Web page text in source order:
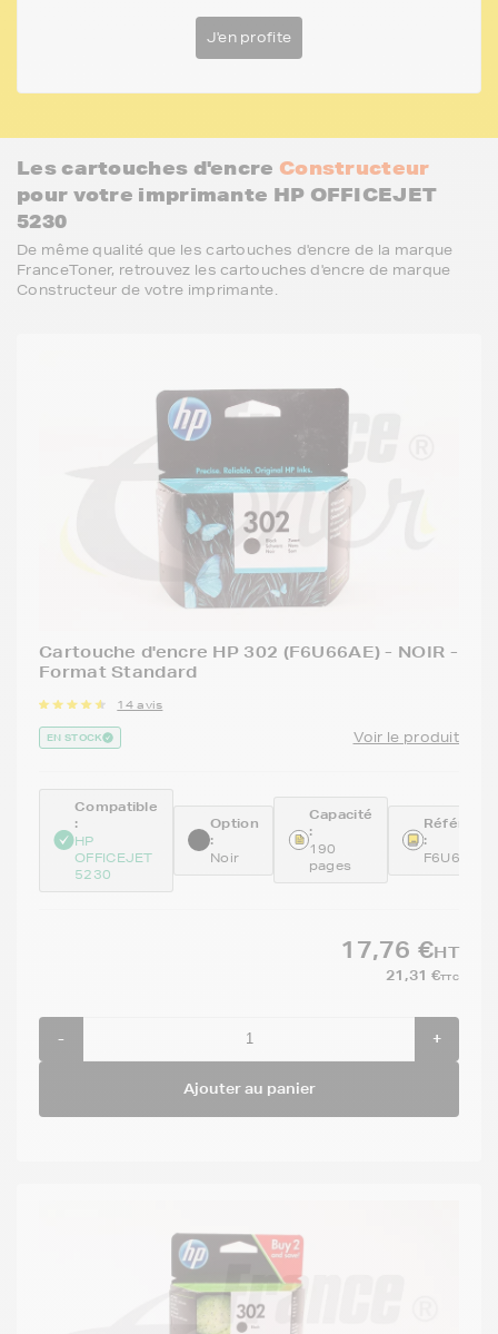
J'en profite
Les cartouches d'encre Constructeur
pour votre imprimante HP OFFICEJET
5230
De même qualité que les cartouches d'encre de la marque
FranceToner, retrouvez les cartouches d'encre de marque
Constructeur de votre imprimante.
Cartouche d'encre HP 302 (F6U66AE) - NOIR -
Format Standard
14 avis
EN STOCK Voir le produit
Compatible
:
HP
OFFICEJET
5230
Option
:
Noir
Capacité
:
190
pages
:
F6U66AE
17,76 €HT
21,31 €TTC
- +
Ajouter au panier